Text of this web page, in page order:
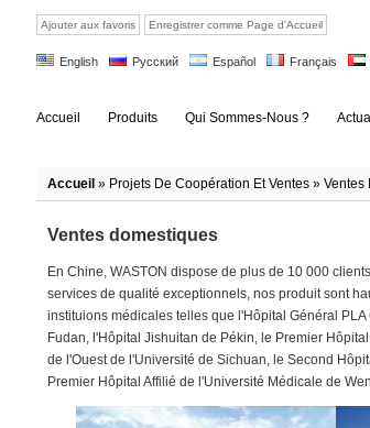
Ajouter aux favoris Enregistrer comme Page d'Accueil
English Русский Español Français
Accueil Produits Qui Sommes-Nous ?
Accueil » Projets De Coopération Et Ventes » Ventes
Ventes domestiques
En Chine, WASTON dispose de plus de 10 000
services de qualité exceptionnels, nos produit sont
instituions médicales telles que l'Hôpital Général
Fudan, l'Hôpital Jishuitan de Pékin, le Premier
de l'Ouest de l'Université de Sichuan, le Second
Premier Hôpital Affilié de l'Université Médicale de